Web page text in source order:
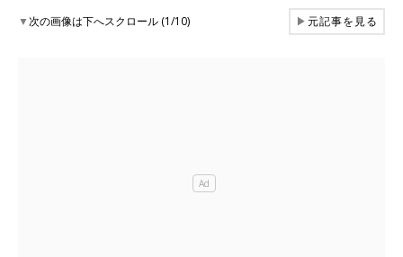
▼次の画像は下へスクロール (1/10) ▶元記事を見る